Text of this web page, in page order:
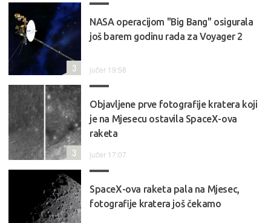
NASA operacijom "Big Bang" osigurala
još barem godinu rada za Voyager 2
jučer 19:58
3
Objavljene prve fotografije kratera koji
je na Mjesecu ostavila SpaceX-ova
raketa
jučer 17:07
3
SpaceX-ova raketa pala na Mjesec,
fotografije kratera još čekamo